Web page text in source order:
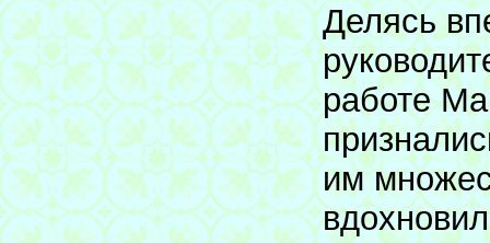
Делясь
работе
им